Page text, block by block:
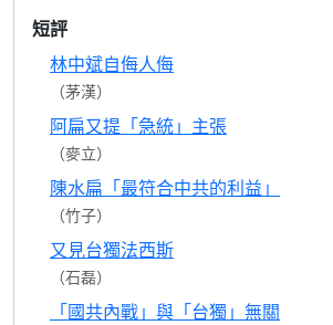
短評
林中斌自侮人侮
（茅漢）
阿扁又提「急統」主張
（麥立）
陳水扁「最符合中共的利益」
（竹子）
又見台獨法西斯
（石磊）
「國共內戰」與「台獨」無關